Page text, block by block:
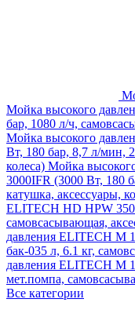
Мойка высокого
бар, 1080 л/ч,
Мойка высокого
Вт, 180 бар, 8,7 л/мин,
колеса) Мойка
3000IFR (3000 Вт, 180
катушка, аксессуары,
ELITECH HD HPW
самовсасывающая,
давления ELITECH M
бак-035 л, 6.1 кг,
давления ELITECH М
мет.помпа,
Все категории